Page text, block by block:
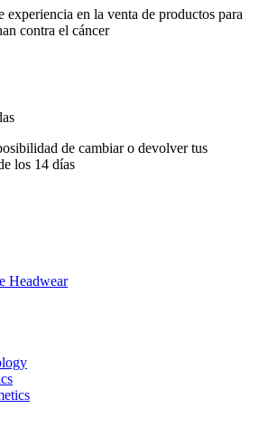
experiencia en la venta de productos para
contra el cáncer
de cambiar o devolver tus
los 14 días
Headwear